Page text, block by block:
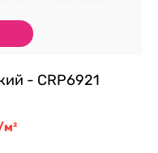
- CRP6921